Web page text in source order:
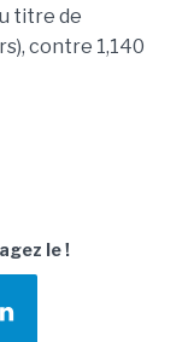
titre de
contre 1,140
le !